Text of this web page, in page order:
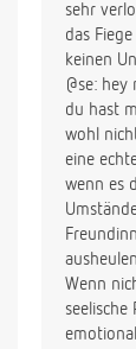
sehr
das
keinen
@se:
du hast
wohl
eine
wenn es
Wenn